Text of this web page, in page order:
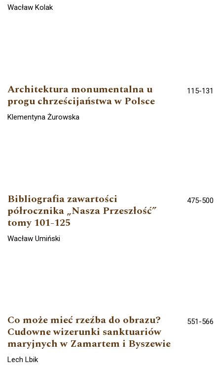
Wacław Kolak
Architektura monumentalna u
progu chrześcijaństwa w Polsce
115-131
Klementyna Żurowska
Bibliografia zawartości
półrocznika „Nasza Przeszłość”
tomy 101-125
475-500
Wacław Umiński
Co może mieć rzeźba do obrazu?
Cudowne wizerunki sanktuariów
maryjnych w Zamartem i Byszewie
551-566
Lech Lbik